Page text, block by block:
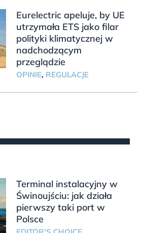
Eurelectric apeluje, by UE
utrzymała ETS jako filar
polityki klimatycznej w
nadchodzącym
przeglądzie
OPINIE, REGULACJE
Terminal instalacyjny w
Świnoujściu: jak działa
pierwszy taki port w
Polsce